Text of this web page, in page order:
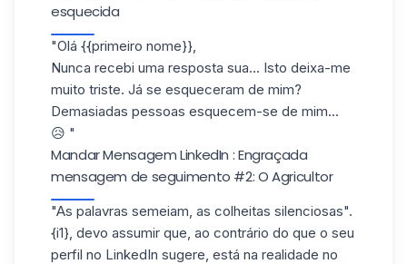
esquecida
"Olá {{primeiro nome}},
Nunca recebi uma resposta sua... Isto deixa-me
muito triste. Já se esqueceram de mim?
Demasiadas pessoas esquecem-se de mim...
😥 "
Mandar Mensagem LinkedIn : Engraçada
mensagem de seguimento #2: O Agricultor
"As palavras semeiam, as colheitas silenciosas".
{i1}, devo assumir que, ao contrário do que o seu
perfil no LinkedIn sugere, está na realidade no